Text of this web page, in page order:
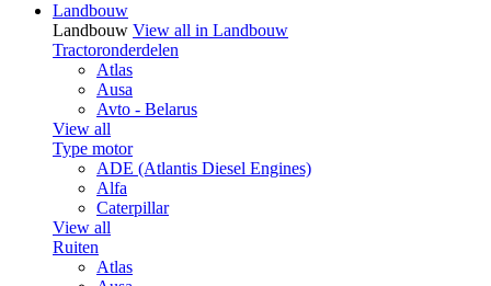
Landbouw
Landbouw View all in Landbouw
Tractoronderdelen
Atlas
Ausa
Avto - Belarus
View all
Type motor
ADE (Atlantis Diesel Engines)
Alfa
Caterpillar
View all
Ruiten
Atlas